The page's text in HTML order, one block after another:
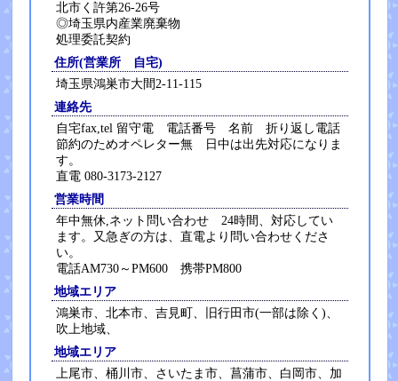
北市く許第26-26号
◎埼玉県内産業廃棄物
処理委託契約
住所(営業所 自宅)
埼玉県鴻巣市大間2-11-115
連絡先
自宅fax,tel 留守電 電話番号 名前 折り返し電話
節約のためオペレター無 日中は出先対応になりま
す。
直電 080-3173-2127
営業時間
年中無休,ネット問い合わせ 24時間、対応してい
ます。又急ぎの方は、直電より問い合わせくださ
い。
電話AM730～PM600 携帯PM800
地域エリア
鴻巣市、北本市、吉見町、旧行田市(一部は除く)、
吹上地域、
地域エリア
上尾市、桶川市、さいたま市、菖蒲市、白岡市、加